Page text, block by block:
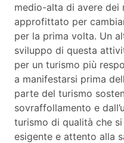
medio-alta di avere dei
approfittato per
per la prima volta. Un
sviluppo di questa
per un turismo più
a manifestarsi prima
parte del turismo
sovraffollamento e
turismo di qualità che
esigente e attento alla